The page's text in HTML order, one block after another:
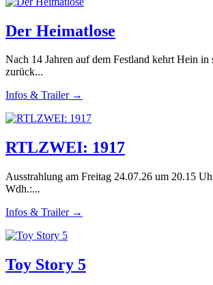
Der Heimatlose
Nach 14 Jahren auf dem Festland kehrt Hein in
zurück...
Infos & Trailer →
RTLZWEI: 1917
Ausstrahlung am Freitag 24.07.26 um 20.15
Wdh.:...
Infos & Trailer →
Toy Story 5